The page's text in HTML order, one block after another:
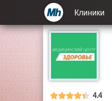
Клиники
4.4